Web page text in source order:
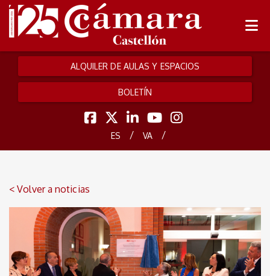
ALQUILER DE AULAS Y ESPACIOS
BOLETÍN
ES / VA /
< Volver a noticias